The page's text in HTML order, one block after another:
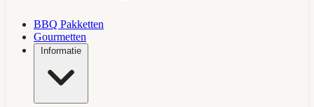
BBQ Pakketten
Gourmetten
Informatie